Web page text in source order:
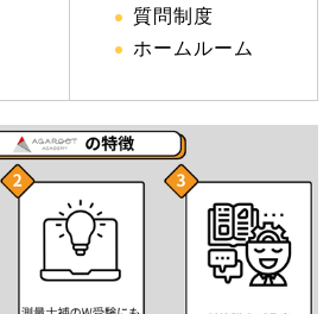
質問制度
ホームルーム